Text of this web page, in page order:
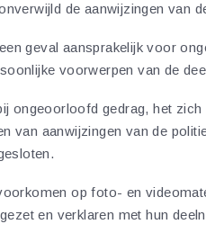
de aanwijzingen van
geval aansprakelijk voor
voorwerpen van de
ongeoorloofd gedrag, het
van aanwijzingen van de
op foto- en
en verklaren met hun